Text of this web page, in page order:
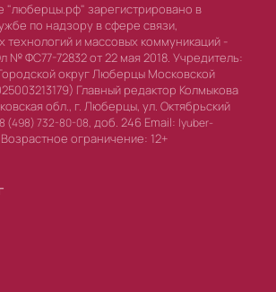
"люберцы.рф" зарегистрировано в
по надзору в сфере связи,
и массовых коммуникаций -
№ ФС77-72832 от 22 мая 2018. Учредитель:
округ Люберцы Московской
Главный редактор Колмыкова
обл., г. Люберцы, ул. Октябрьский
8 (498) 732-80-08, доб. 246 Email: lyuber-
Возрастное ограничение: 12+